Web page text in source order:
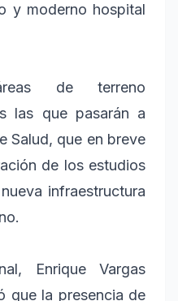
y moderno hospital
de terreno
las que pasarán a
Salud, que en breve
de los estudios
infraestructura
Enrique Vargas
que la presencia de